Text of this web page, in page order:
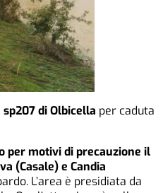
sp207 di Olbicella per caduta
per motivi di precauzione il
(Casale) e Candia
L’area è presidiata da